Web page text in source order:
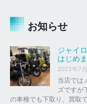
お知らせ
ジャイ
はじめま
2023年7
当店では
ズですが
の車種でも下取り、買取